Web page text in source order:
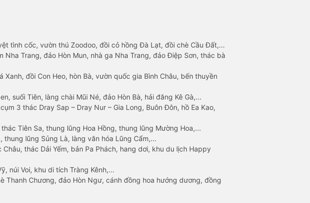
tình cốc, vườn thú Zoodoo, đồi cỏ hồng Đà Lạt, đồi chè Cầu Đất,...
Nha Trang, đảo Hòn Mun, nhà ga Nha Trang, đảo Điệp Sơn, thác bà
đồi Con Heo, hòn Bà, vườn quốc gia Bình Châu, bến thuyền
suối Tiên, làng chài Mũi Né, đảo Hòn Bà, hải đăng Kê Gà,...
3 thác Dray Sap – Dray Nur – Gia Long, Buôn Đôn, hồ Ea Kao,
Tiên Sa, thung lũng Hoa Hồng, thung lũng Mường Hoa,...
lũng Sủng Là, làng văn hóa Lũng Cẩm,...
thác Dải Yếm, bản Pa Phách, hang dơi, khu du lịch Happy
núi Voi, khu di tích Tràng Kênh,...
Thanh Chương, đảo Hòn Ngư, cánh đồng hoa hướng dương, đồng